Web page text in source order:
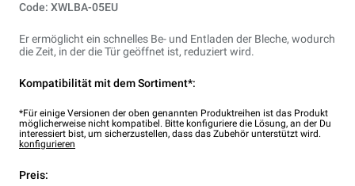
Code: XWLBA-05EU
Er ermöglicht ein schnelles Be- und Entladen der Bleche, wodurch
die Zeit, in der die Tür geöffnet ist, reduziert wird.
Kompatibilität mit dem Sortiment*:
*Für einige Versionen der oben genannten Produktreihen ist das Produkt
möglicherweise nicht kompatibel. Bitte konfiguriere die Lösung, an der Du
interessiert bist, um sicherzustellen, dass das Zubehör unterstützt wird.
konfigurieren
Preis: